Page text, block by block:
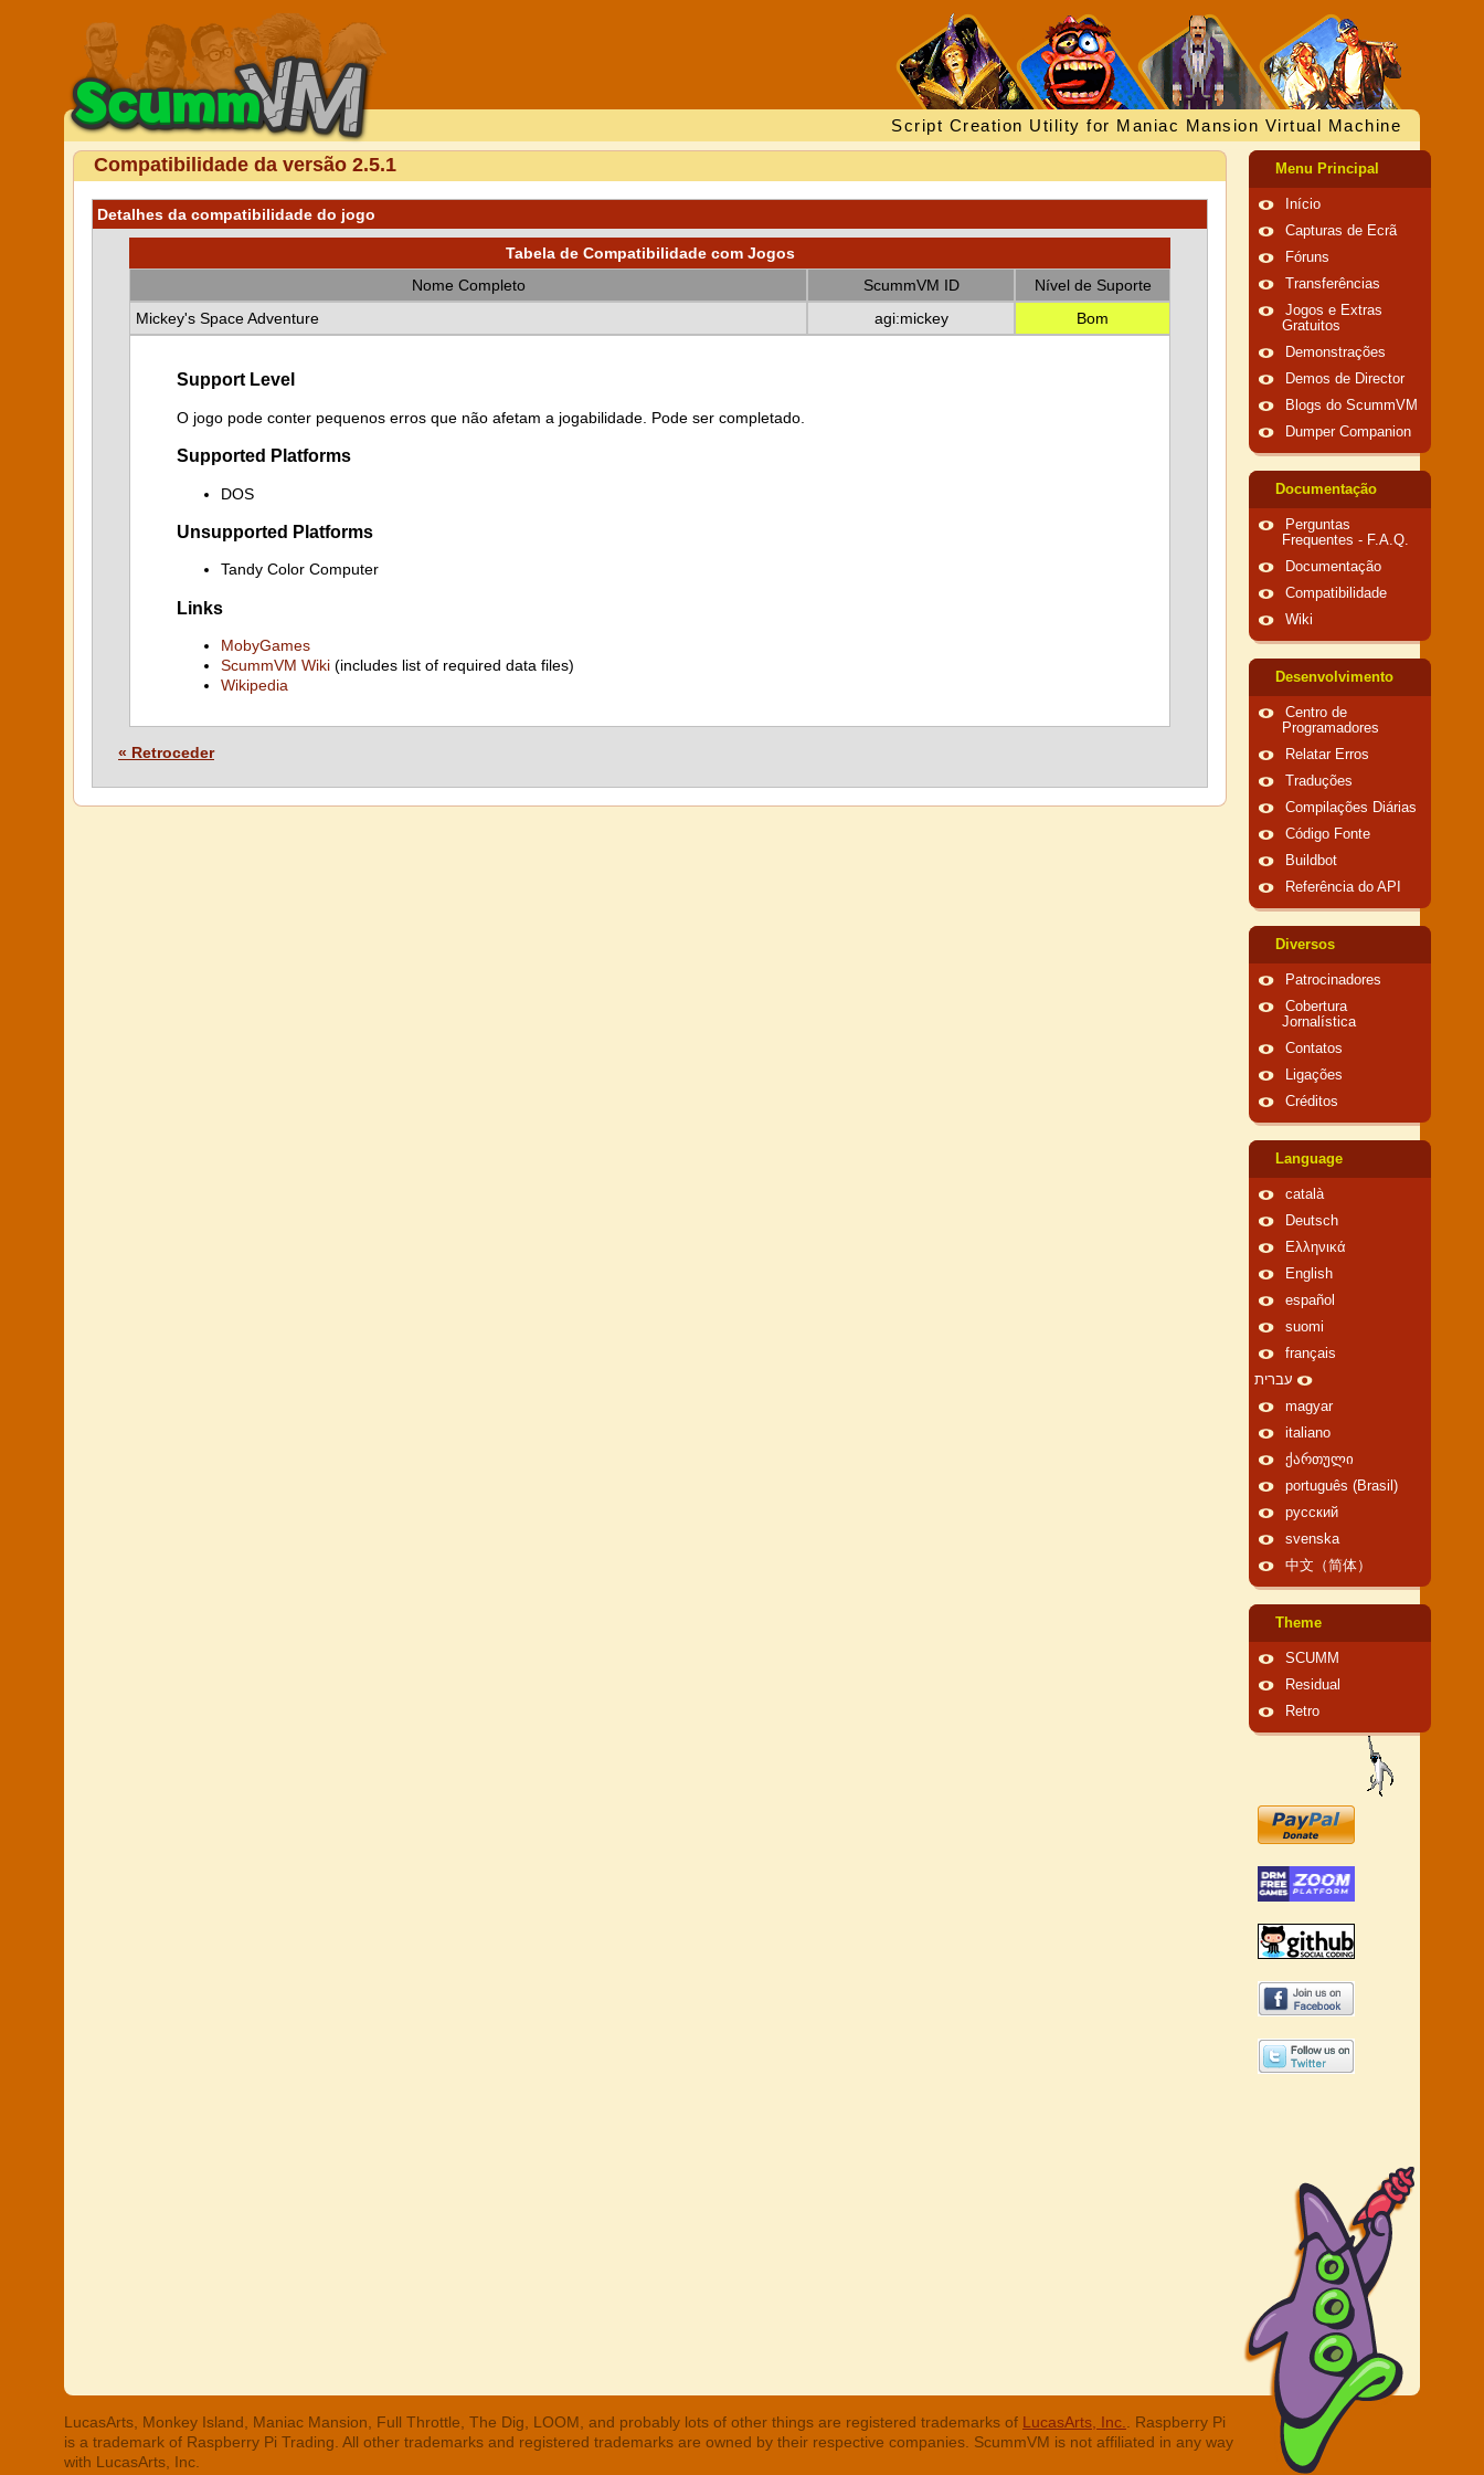
Script Creation Utility for Maniac Mansion Virtual Machine
Compatibilidade da versão 2.5.1
Detalhes da compatibilidade do jogo
Tabela de Compatibilidade com Jogos
Nome Completo
ScummVM ID
Nível de Suporte
Mickey's Space Adventure
agi:mickey Bom
Support Level
O jogo pode conter pequenos erros que não afetam a jogabilidade. Pode ser completado.
Supported Platforms
DOS
Unsupported Platforms
Tandy Color Computer
Links
MobyGames
ScummVM Wiki (includes list of required data files)
Wikipedia
« Retroceder
Menu Principal
Início
Capturas de Ecrã
Fóruns
Transferências
Jogos e Extras
Gratuitos
Demonstrações
Demos de Director
Blogs do ScummVM
Dumper Companion
Documentação
Perguntas
Frequentes - F.A.Q.
Documentação
Compatibilidade
Wiki
Desenvolvimento
Centro de
Programadores
Relatar Erros
Traduções
Compilações Diárias
Código Fonte
Buildbot
Referência do API
Diversos
Patrocinadores
Cobertura
Jornalística
Contatos
Ligações
Créditos
Language
català
Deutsch
Ελληνικά
English
español
suomi
français
עברית
magyar
italiano
ქართული
português (Brasil)
русский
svenska
中文（简体）
Theme
SCUMM
Residual
Retro
LucasArts, Monkey Island, Maniac Mansion, Full Throttle, The Dig, LOOM, and probably lots of other things are registered trademarks of LucasArts, Inc.
. Raspberry Pi
is a trademark of Raspberry Pi Trading. All other trademarks and registered trademarks are owned by their respective companies. ScummVM is not affiliated in any way
with LucasArts, Inc.